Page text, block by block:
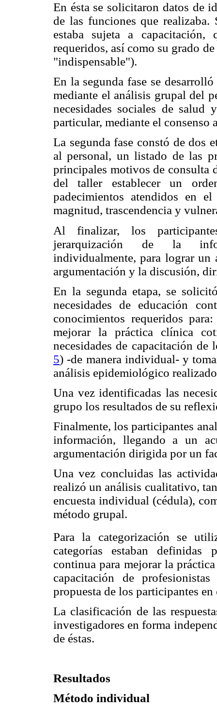
En ésta se solicitaron datos de
de las funciones que
estaba sujeta a capacitación,
requeridos, así como su grado
"indispensable").
En la segunda fase se
mediante el análisis grupal del
necesidades sociales de
particular, mediante el consenso
La segunda fase constó de dos
al personal, un listado de las
principales motivos de consulta
del taller establecer un
padecimientos atendidos en
magnitud, trascendencia y
Al finalizar, los
jerarquización de la
individualmente, para lograr un
argumentación y la discusión,
En la segunda etapa, se
necesidades de educación
conocimientos requeridos
mejorar la práctica clínica
necesidades de capacitación
5) -de manera individual- y
análisis epidemiológico
Una vez identificadas las
grupo los resultados de su
Finalmente, los participantes
información, llegando a un
argumentación dirigida por un
Una vez concluidas las
realizó un análisis cualitativo,
encuesta individual (cédula),
método grupal.
Para la categorización se
categorías estaban definidas
continua para mejorar la
capacitación de
propuesta de los participantes en
La clasificación de las
investigadores en forma
de éstas.
Resultados
Método individual